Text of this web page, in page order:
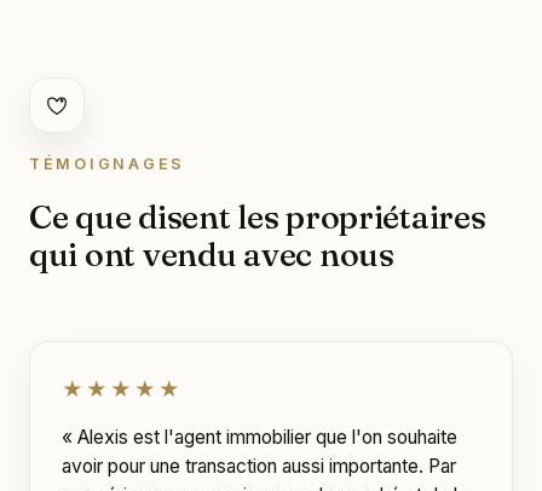
TÉMOIGNAGES
Ce que disent les propriétaires
qui ont vendu avec nous
★★★★★
« Alexis est l'agent immobilier que l'on souhaite
avoir pour une transaction aussi importante. Par